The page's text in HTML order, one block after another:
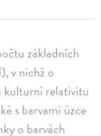
základních
v nichž o
kulturní relativitu
s barvami úzce
o barvách